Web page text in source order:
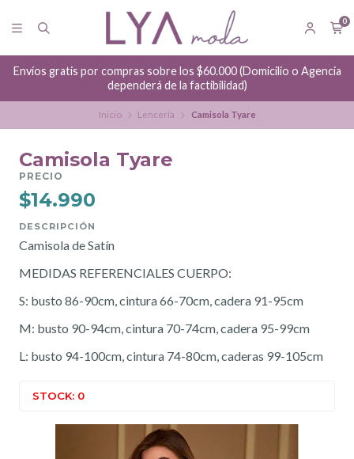
0
Envíos gratis por compras sobre los $60.000 (Domicilio o Agencia
dependerá de la factibilidad)
Inicio Lencería Camisola Tyare
Camisola Tyare
PRECIO
$14.990
DESCRIPCIÓN
Camisola de Satín
MEDIDAS REFERENCIALES CUERPO:
S: busto 86-90cm, cintura 66-70cm, cadera 91-95cm
M: busto 90-94cm, cintura 70-74cm, cadera 95-99cm
L: busto 94-100cm, cintura 74-80cm, caderas 99-105cm
STOCK: 0